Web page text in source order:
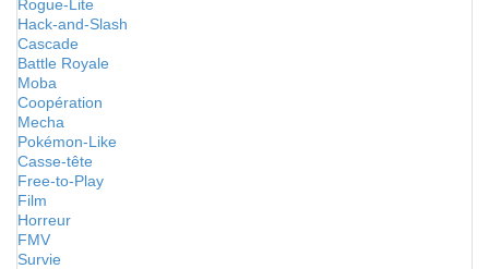
Rogue-Lite
Hack-and-Slash
Cascade
Battle Royale
Moba
Coopération
Mecha
Pokémon-Like
Casse-tête
Free-to-Play
Film
Horreur
FMV
Survie